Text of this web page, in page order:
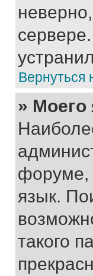
Вернуться
» Моего
форуме,
язык.
такого